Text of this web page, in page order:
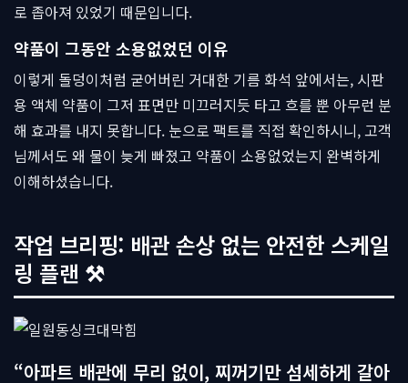
로 좁아져 있었기 때문입니다.
약품이 그동안 소용없었던 이유
이렇게 돌덩이처럼 굳어버린 거대한 기름 화석 앞에서는, 시판
용 액체 약품이 그저 표면만 미끄러지듯 타고 흐를 뿐 아무런 분
해 효과를 내지 못합니다. 눈으로 팩트를 직접 확인하시니, 고객
님께서도 왜 물이 늦게 빠졌고 약품이 소용없었는지 완벽하게
이해하셨습니다.
작업 브리핑: 배관 손상 없는 안전한 스케일
링 플랜 ⚒
“아파트 배관에 무리 없이, 찌꺼기만 섬세하게 갈아